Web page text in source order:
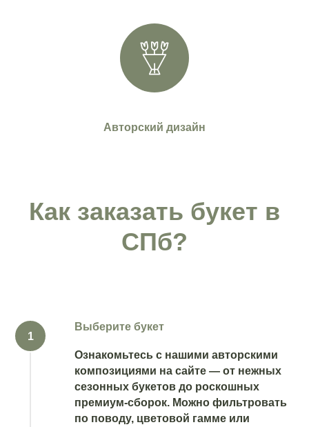
Авторский дизайн
Как заказать букет в
СПб?
Выберите букет
Ознакомьтесь с нашими авторскими
композициями на сайте — от нежных
сезонных букетов до роскошных
премиум-сборок. Можно фильтровать
по поводу, цветовой гамме или